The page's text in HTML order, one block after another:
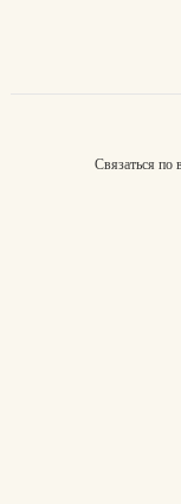
Связаться